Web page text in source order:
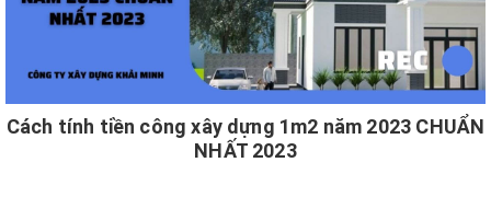
Cách tính tiền công xây dựng 1m2 năm 2023 CHUẨN
NHẤT 2023